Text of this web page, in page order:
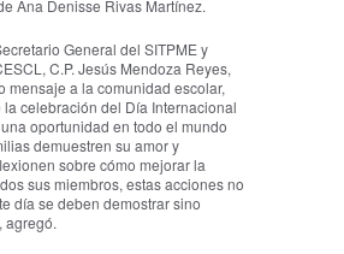
Ana Denisse Rivas Martínez.
General del SITPME y
C.P. Jesús Mendoza Reyes,
mensaje a la comunidad escolar,
celebración del Día Internacional
oportunidad en todo el mundo
demuestren su amor y
sobre cómo mejorar la
sus miembros, estas acciones no
día se deben demostrar sino
agregó.